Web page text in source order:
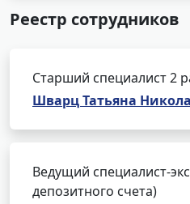
Реестр сотрудников
Старший специалист 2
Шварц Татьяна
Ведущий специалист-
депозитного счета)